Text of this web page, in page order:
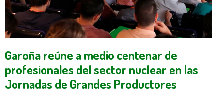
Garoña reúne a medio centenar de
profesionales del sector nuclear en las
Jornadas de Grandes Productores